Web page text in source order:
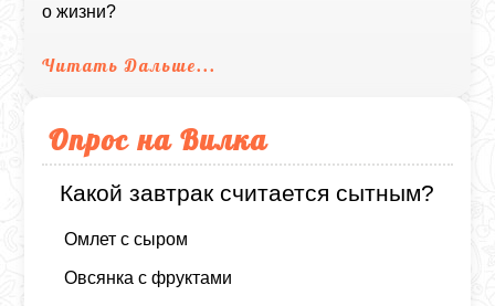
о жизни?
Читать Дальше...
Опрос на Вилка
Какой завтрак считается сытным?
Омлет с сыром
Овсянка с фруктами